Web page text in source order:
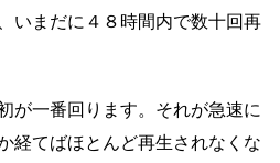
いまだに４８時間内で数十回再
が一番回ります。それが急速に
経てばほとんど再生されなくな